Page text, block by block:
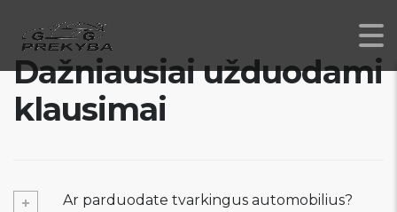
Dažniausiai užduodami
klausimai
Ar parduodate tvarkingus automobilius?